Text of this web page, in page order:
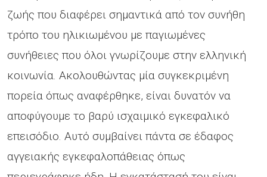
ζωής που διαφέρει σημαντικά από τον συνήθη
τρόπο του ηλικιωμένου με παγιωμένες
συνήθειες που όλοι γνωρίζουμε στην ελληνική
κοινωνία. Ακολουθώντας μία συγκεκριμένη
πορεία όπως αναφέρθηκε, είναι δυνατόν να
αποφύγουμε το βαρύ ισχαιμικό εγκεφαλικό
επεισόδιο. Αυτό συμβαίνει πάντα σε έδαφος
αγγειακής εγκεφαλοπάθειας όπως